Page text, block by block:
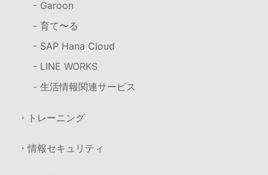
- Garoon
- 育て〜る
- SAP Hana Cloud
- LINE WORKS
- 生活情報関連サービス
・トレーニング
・情報セキュリティ